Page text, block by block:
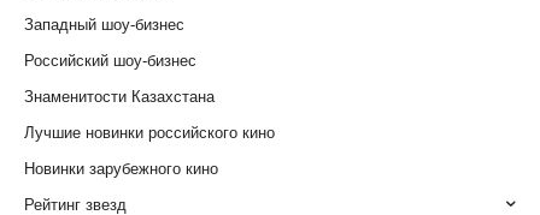
Западный шоу-бизнес
Российский шоу-бизнес
Знаменитости Казахстана
Лучшие новинки российского кино
Новинки зарубежного кино
Рейтинг звезд